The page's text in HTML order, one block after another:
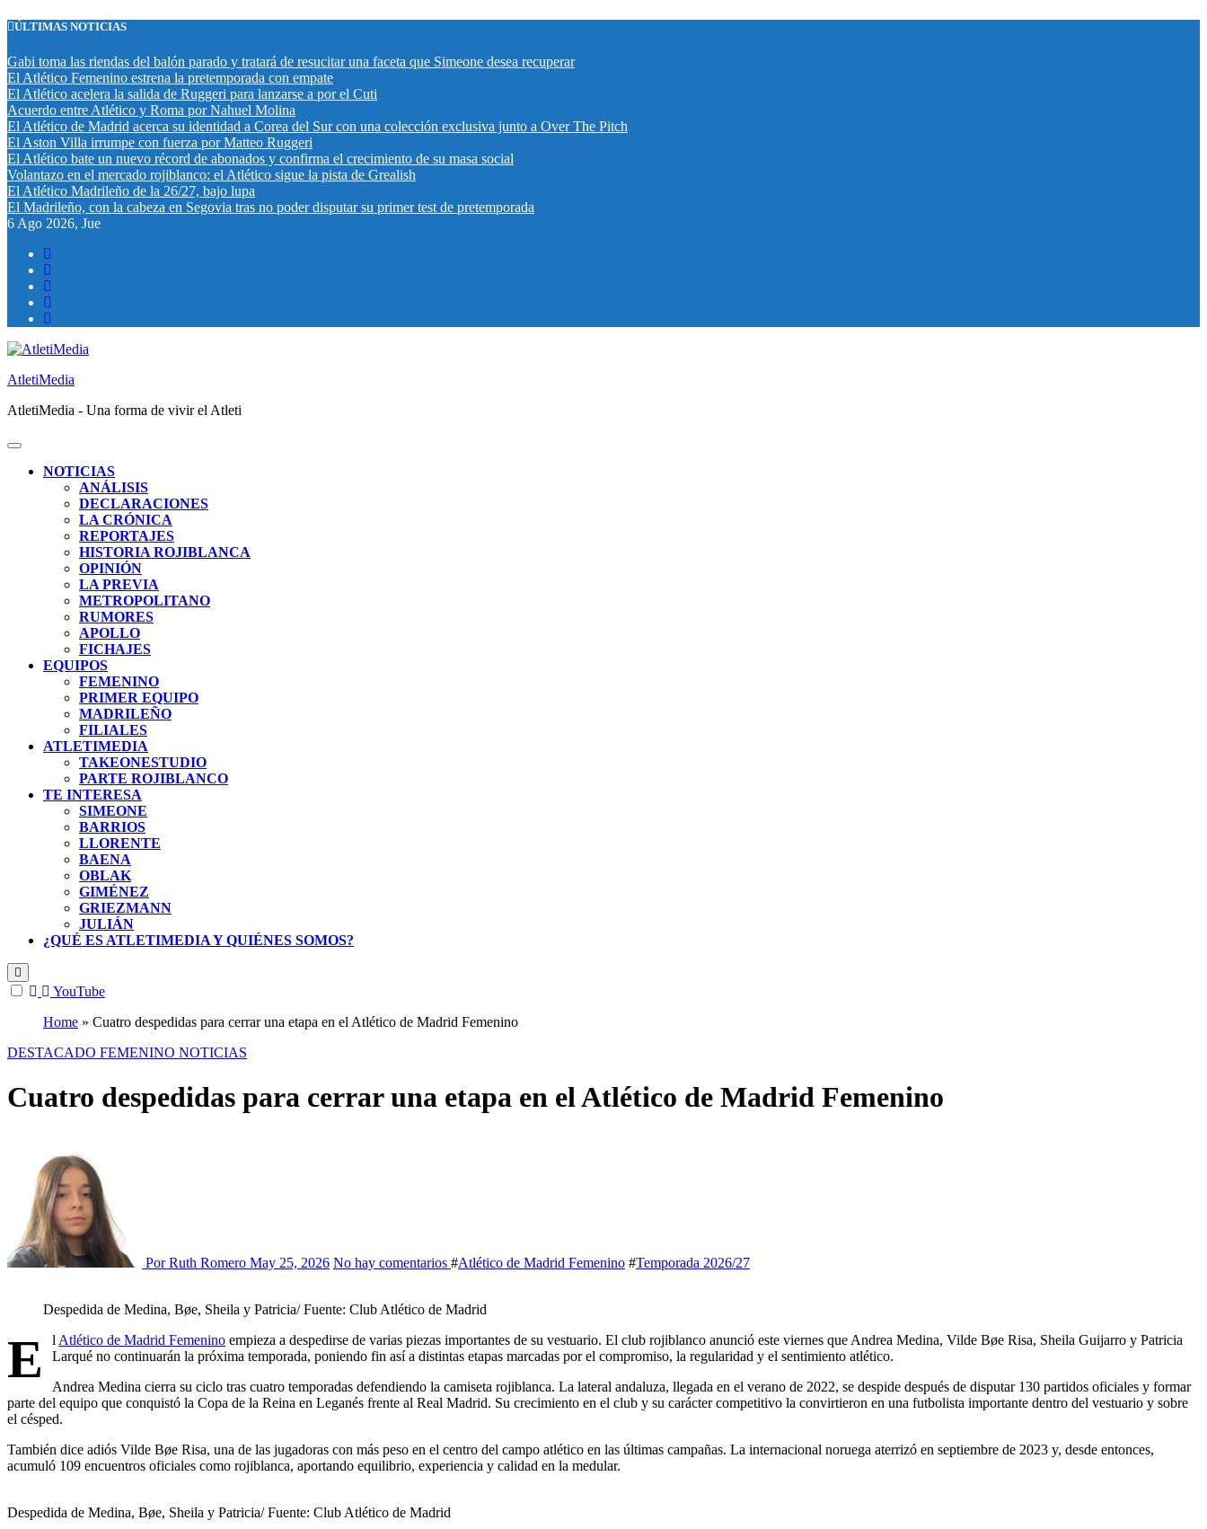
Saltar
contenido
ÚLTIMAS NOTICIAS
Gabi toma las riendas del balón parado y tratará de resucitar una faceta que Simeone desea recuperar
El Atlético Femenino estrena la pretemporada con empate
El Atlético acelera la salida de Ruggeri para lanzarse a por el Cuti
Acuerdo entre Atlético y Roma por Nahuel Molina
El Atlético de Madrid acerca su identidad a Corea del Sur con una colección exclusiva junto a Over The Pitch
El Aston Villa irrumpe con fuerza por Matteo Ruggeri
El Atlético bate un nuevo récord de abonados y confirma el crecimiento de su masa social
Volantazo en el mercado rojiblanco: el Atlético sigue la pista de Grealish
El Atlético Madrileño de la 26/27, bajo lupa
El Madrileño, con la cabeza en Segovia tras no poder disputar su primer test de pretemporada
6 Ago 2026, Jue
AtletiMedia
AtletiMedia - Una forma de vivir el Atleti
NOTICIAS
ANÁLISIS
DECLARACIONES
LA CRÓNICA
REPORTAJES
HISTORIA ROJIBLANCA
OPINIÓN
LA PREVIA
METROPOLITANO
RUMORES
APOLLO
FICHAJES
EQUIPOS
FEMENINO
PRIMER EQUIPO
MADRILEÑO
FILIALES
ATLETIMEDIA
TAKEONESTUDIO
PARTE ROJIBLANCO
TE INTERESA
SIMEONE
BARRIOS
LLORENTE
BAENA
OBLAK
GIMÉNEZ
GRIEZMANN
JULIÁN
¿QUÉ ES ATLETIMEDIA Y QUIÉNES SOMOS?
YouTube
Home » Cuatro despedidas para cerrar una etapa en el Atlético de Madrid Femenino
DESTACADO FEMENINO NOTICIAS
Cuatro despedidas para cerrar una etapa en el Atlético de Madrid Femenino
Por Ruth Romero May 25, 2026 No hay comentarios #Atlético de Madrid Femenino #Temporada 2026/27
Despedida de Medina, Bøe, Sheila y Patricia/ Fuente: Club Atlético de Madrid
E l Atlético de Madrid Femenino empieza a despedirse de varias piezas importantes de su vestuario. El club rojiblanco anunció este viernes que Andrea Medina, Vilde Bøe Risa, Sheila Guijarro y Patricia
Larqué no continuarán la próxima temporada, poniendo fin así a distintas etapas marcadas por el compromiso, la regularidad y el sentimiento atlético.
Andrea Medina cierra su ciclo tras cuatro temporadas defendiendo la camiseta rojiblanca. La lateral andaluza, llegada en el verano de 2022, se despide después de disputar 130 partidos oficiales y formar
parte del equipo que conquistó la Copa de la Reina en Leganés frente al Real Madrid. Su crecimiento en el club y su carácter competitivo la convirtieron en una futbolista importante dentro del vestuario y sobre
el césped.
También dice adiós Vilde Bøe Risa, una de las jugadoras con más peso en el centro del campo atlético en las últimas campañas. La internacional noruega aterrizó en septiembre de 2023 y, desde entonces,
acumuló 109 encuentros oficiales como rojiblanca, aportando equilibrio, experiencia y calidad en la medular.
Despedida de Medina, Bøe, Sheila y Patricia/ Fuente: Club Atlético de Madrid